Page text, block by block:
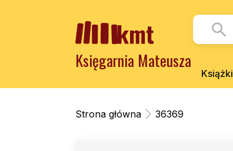
Księgarnia Mateusza
Książki
Strona główna 36369